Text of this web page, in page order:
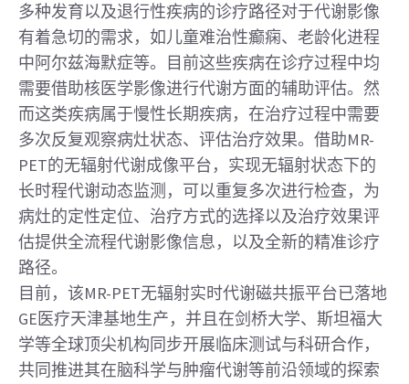
多种发育以及退行性疾病的诊疗路径对于代谢影像
有着急切的需求，如儿童难治性癫痫、老龄化进程
中阿尔兹海默症等。目前这些疾病在诊疗过程中均
需要借助核医学影像进行代谢方面的辅助评估。然
而这类疾病属于慢性长期疾病，在治疗过程中需要
多次反复观察病灶状态、评估治疗效果。借助MR-
PET的无辐射代谢成像平台，实现无辐射状态下的
长时程代谢动态监测，可以重复多次进行检查，为
病灶的定性定位、治疗方式的选择以及治疗效果评
估提供全流程代谢影像信息，以及全新的精准诊疗
路径。
目前，该MR-PET无辐射实时代谢磁共振平台已落地
GE医疗天津基地生产，并且在剑桥大学、斯坦福大
学等全球顶尖机构同步开展临床测试与科研合作，
共同推进其在脑科学与肿瘤代谢等前沿领域的探索